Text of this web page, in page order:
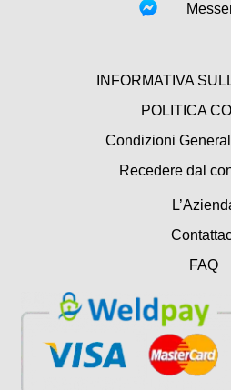
INFORMATIVA
POLITICA
Condizioni
Recedere dal
FAQ